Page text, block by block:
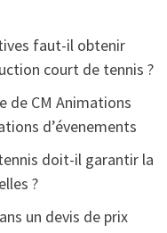
faut-il obtenir
court de tennis ?
de CM Animations
d’évenements
doit-il garantir la
?
un devis de prix